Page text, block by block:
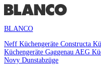
BLANCO
Neff Küchengeräte Constructa
Küchengeräte Gaggenau AEG
Novy Dunstabzüge